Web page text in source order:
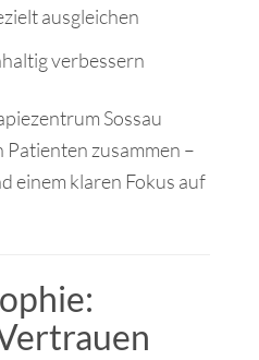
ausgleichen
verbessern
Sossau
Patienten zusammen –
einem klaren Fokus auf